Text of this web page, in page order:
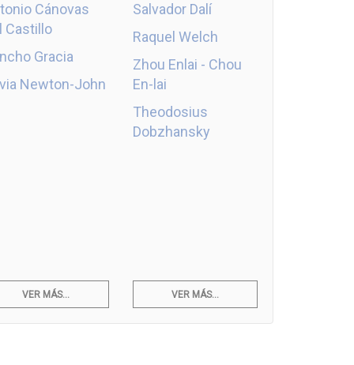
Cánovas
Castillo
Gracia
Newton-John
Salvador Dalí
Raquel Welch
Zhou Enlai - Chou
En-lai
Theodosius
Dobzhansky
VER MÁS... VER MÁS...